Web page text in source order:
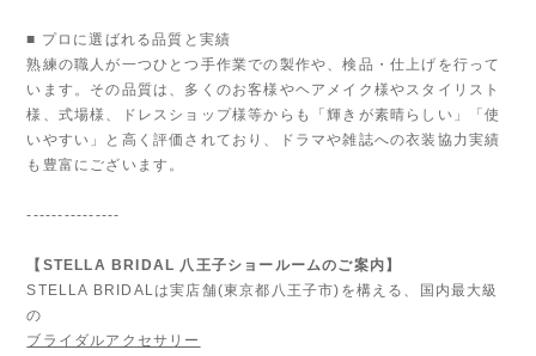
■ プロに選ばれる品質と実績
熟練の職人が一つひとつ手作業での製作や、検品・仕上げを行って
います。その品質は、多くのお客様やヘアメイク様やスタイリスト
様、式場様、ドレスショップ様等からも「輝きが素晴らしい」「使
いやすい」と高く評価されており、ドラマや雑誌への衣装協力実績
も豊富にございます。
---------------
【STELLA BRIDAL 八王子ショールームのご案内】
STELLA BRIDALは実店舗(東京都八王子市)を構える、国内最大級
の
ブライダルアクセサリー